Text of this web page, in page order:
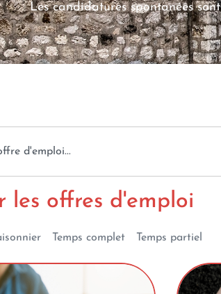
Les candidatures spontanées
les offres d'emploi
Temps complet Temps partiel